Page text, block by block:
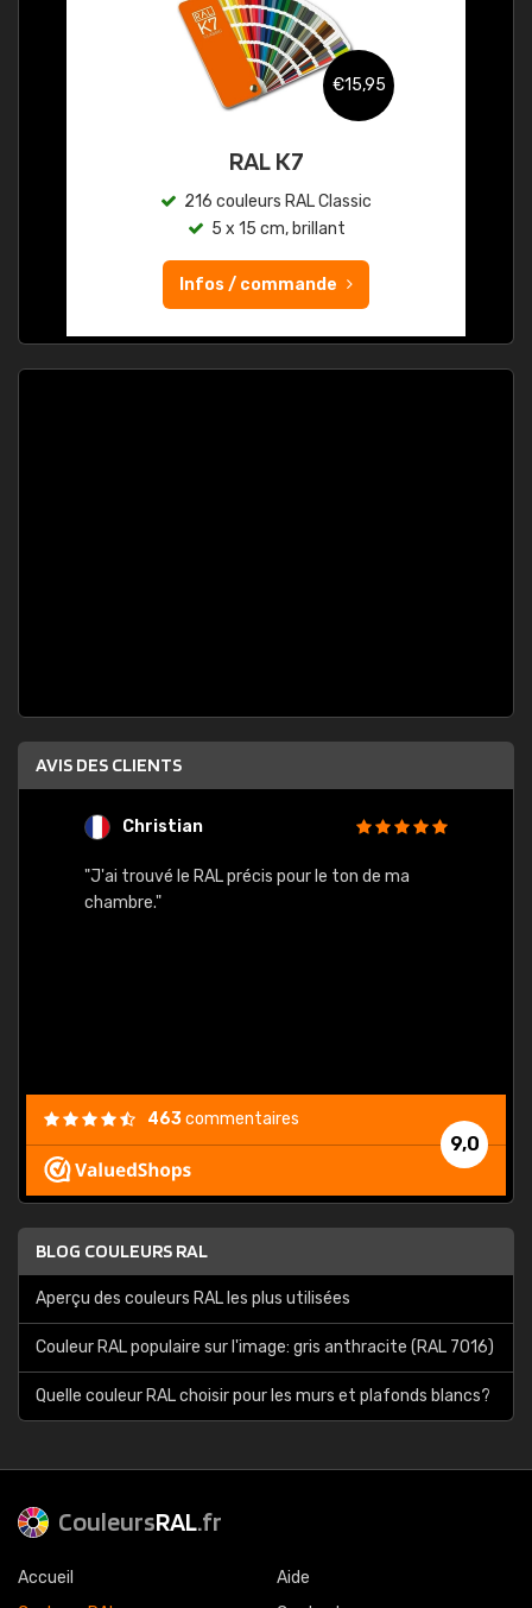
€15,95
RAL K7
216 couleurs RAL Classic
5 x 15 cm, brillant
Infos / commande
AVIS DES CLIENTS
Christian
"J'ai trouvé le RAL précis pour le ton de ma
chambre."
9,0
463commentaires
BLOG COULEURS RAL
Aperçu des couleurs RAL les plus utilisées
Couleur RAL populaire sur l'image: gris anthracite (RAL 7016)
Quelle couleur RAL choisir pour les murs et plafonds blancs?
CouleursRAL.fr
Accueil
Aide